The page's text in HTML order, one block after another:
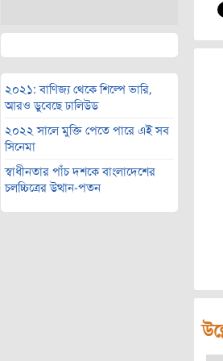
২০২১: বাণিজ্য থেকে শিল্পে ভারি,
আরও ডুবেছে ঢালিউড
২০২২ সালে মুক্তি পেতে পারে এই সব
সিনেমা
স্বাধীনতার পাঁচ দশকে বাংলাদেশের
চলচ্চিত্রের উত্থান-পতন